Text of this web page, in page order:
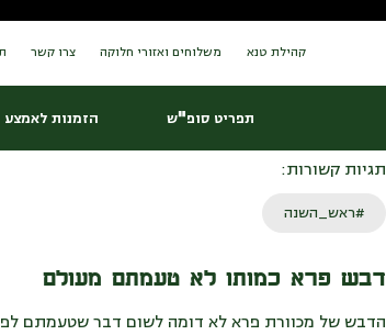
קהילת טנא משלוחים ואזורי חלוקה צרו קשר
תפריט סופ"ש הזמנות אוצרות מזווה
תגיות קשורות:
#ראש_השנה
דבש פרא כמותו לא טעמתם מעולם
הדבש של מכוורת פרא לא דומה לשום דבר שטעמתם